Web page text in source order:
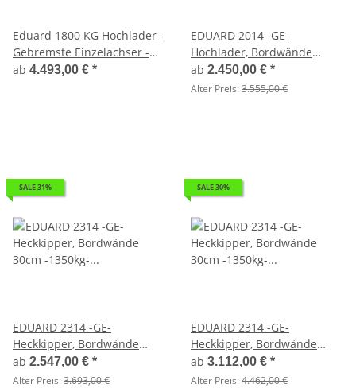
Eduard 1800 KG Hochlader -
Gebremste Einzelachser -
4.0x1.8m - Ladehöhe:63 cm -
ab 4.493,00 € *
EDUARD 2014 -GE-
Hochlader, Bordwände
30cm -1350kg- Lfh: 56cm
-195/55R10 mit 2014 -
ab 2.450,00 € *
Alter Preis:3.555,00 €
SALE 31%
EDUARD 2314 -GE-
Heckkipper, Bordwände
30cm -1350kg- H-Pumpe -
Lfh: 63cm -195/50R13
ab 2.547,00 € *
Alter Preis:3.693,00 €
SALE 30%
EDUARD 2314 -GE-
Heckkipper, Bordwände
30cm -1350kg- H-Pumpe -
Lfh: 63cm -195/50R13 mit
ab 3.112,00 € *
Alter Preis:4.462,00 €